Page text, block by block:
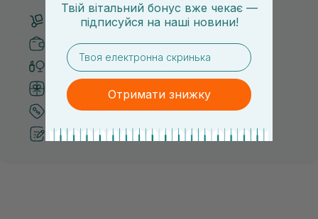
Безкоштовна доставка від 3000 UAH
Безпечні способи оплати
Тільки оригінальна косметика
Система бонусів та лояльності
Кращі ціни та топ товари
Рекомендації від косметологів
Твій вітальний бонус вже чекає —
підписуйся на наші новини!
email
Отримати знижку